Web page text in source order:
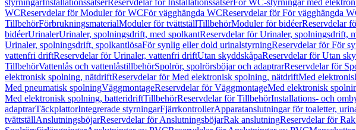
styrningarInstallationssatserReservdelar för InstallationssatserFör WC-styrningar med
WCReservdelar för Moduler för WCFör vägghängda WCReservdelar för För vägghängda
TillbehörFörbrukningsmaterialModuler för tvättställTillbehörModuler för bidéerReservdelar
bidéerUrinalerUrinaler, spolningsdrift, med spolkantReservdelar för Urinaler, spolningsdrift,
Urinaler, spolningsdrift, spolkantlösaFör synlig eller dold urinalstyrningReservdelar för För
vattenfri driftReservdelar för Urinaler, vattenfri driftUtan skyddskåpaReservdelar för Utan
TillbehörVattenlås och vattenlåstillbehörSpolrör, spolrörsböjar och adaptrarReservdelar för
elektronisk spolning, nätdriftReservdelar för Med elektronisk spolning, nätdriftMed
Med pneumatisk spolningVäggmontageReservdelar för VäggmontageMed elektronisk
Med elektronisk spolning, batteridriftTillbehörReservdelar för TillbehörInstallations- och
adaptrarTäckplattorIntegrerade styrningarFjärrkontrollerApparatanslutningar för toaletter,
tvättställAnslutningsböjarReservdelar för AnslutningsböjarRak anslutningReservdelar för